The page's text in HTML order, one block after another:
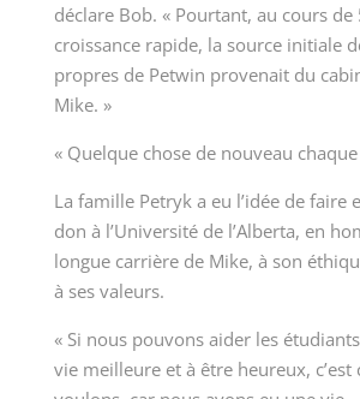
déclare Bob. « Pourtant, au cours de
croissance rapide, la source initiale
propres de Petwin provenait du
Mike. »
« Quelque chose de nouveau
La famille Petryk a eu l’idée de faire
don à l’Université de l’Alberta, en
longue carrière de Mike, à son
à ses valeurs.
« Si nous pouvons aider les
vie meilleure et à être heureux, c’est